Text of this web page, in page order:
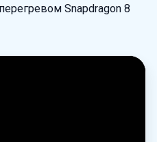
Snapdragon 8